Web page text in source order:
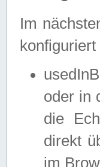
Im
oder in
die
direkt
im